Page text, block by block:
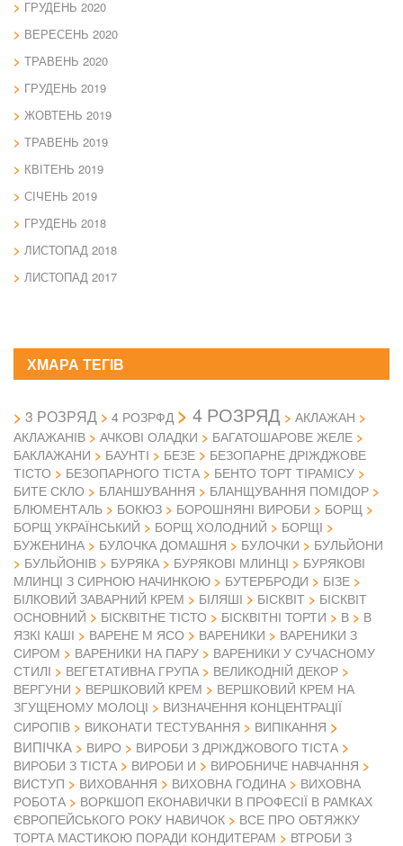
ГРУДЕНЬ 2020
ВЕРЕСЕНЬ 2020
ТРАВЕНЬ 2020
ГРУДЕНЬ 2019
ЖОВТЕНЬ 2019
ТРАВЕНЬ 2019
КВІТЕНЬ 2019
СІЧЕНЬ 2019
ГРУДЕНЬ 2018
ЛИСТОПАД 2018
ЛИСТОПАД 2017
ХМАРА ТЕГІВ
3 РОЗРЯД 4 РОЗРФД 4 РОЗРЯД
АКЛАЖАН
АКЛАЖАНІВ
АЧКОВІ ОЛАДКИ
БАГАТОШАРОВЕ ЖЕЛЕ
БАКЛАЖАНИ
БАУНТІ БЕЗЕ
БЕЗОПАРНЕ ДРІЖДЖОВЕ
ТІСТО
БЕЗОПАРНОГО ТІСТА
БЕНТО ТОРТ ТІРАМІСУ
БИТЕ СКЛО
БЛАНШУВАННЯ
БЛАНЩУВАННЯ ПОМІДОР
БЛЮМЕНТАЛЬ
БОКЮЗ БОРОШНЯНІ ВИРОБИ
БОРЩ
БОРЩ УКРАЇНСЬКИЙ
БОРЩ ХОЛОДНИЙ
БОРЩІ
БУЖЕНИНА
БУЛОЧКА ДОМАШНЯ БУЛОЧКИ
БУЛЬЙОНИ
БУЛЬЙОНІВ
БУРЯКА БУРЯКОВІ МЛИНЦІ
БУРЯКОВІ
МЛИНЦІ З СИРНОЮ НАЧИНКОЮ
БУТЕРБРОДИ
БІЗЕ
БІЛКОВИЙ ЗАВАРНИЙ КРЕМ
БІЛЯШІ БІСКВІТ
БІСКВІТ
ОСНОВНИЙ
БІСКВІТНЕ ТІСТО БІСКВІТНІ ТОРТИ В
В
ЯЗКІ КАШІ
ВАРЕНЕ М ЯСО ВАРЕНИКИ
ВАРЕНИКИ З
СИРОМ
ВАРЕНИКИ НА ПАРУ
ВАРЕНИКИ У СУЧАСНОМУ
СТИЛІ
ВЕГЕТАТИВНА ГРУПА
ВЕЛИКОДНІЙ ДЕКОР
ВЕРГУНИ
ВЕРШКОВИЙ КРЕМ
ВЕРШКОВИЙ КРЕМ НА
ЗГУЩЕНОМУ МОЛОЦІ
ВИЗНАЧЕННЯ КОНЦЕНТРАЦІЇ
СИРОПІВ
ВИКОНАТИ ТЕСТУВАННЯ ВИПІКАННЯ
ВИПІЧКА ВИРО
ВИРОБИ З ДРІЖДЖОВОГО ТІСТА
ВИРОБИ З ТІСТА
ВИРОБИ И
ВИРОБНИЧЕ НАВЧАННЯ
ВИСТУП
ВИХОВАННЯ ВИХОВНА ГОДИНА
ВИХОВНА
РОБОТА
ВОРКШОП ЕКОНАВИЧКИ В ПРОФЕСІЇ В РАМКАХ
ЄВРОПЕЙСЬКОГО РОКУ НАВИЧОК
ВСЕ ПРО ОБТЯЖКУ
ТОРТА МАСТИКОЮ ПОРАДИ КОНДИТЕРАМ
ВТРОБИ З